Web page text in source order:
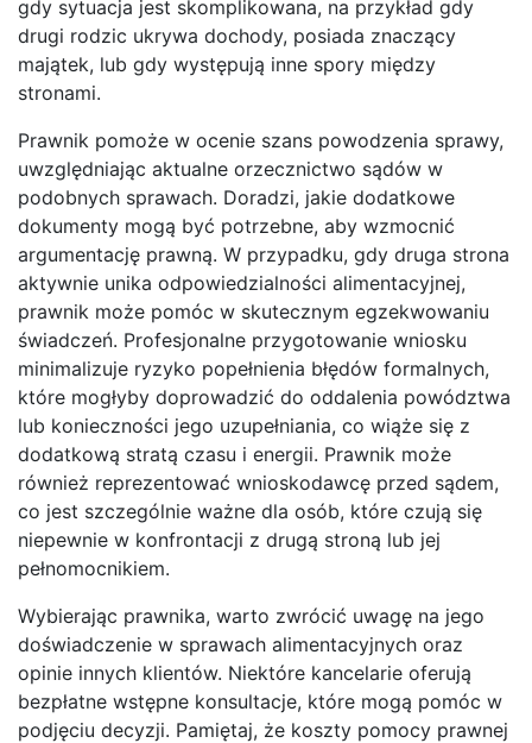
gdy sytuacja jest skomplikowana, na przykład gdy
drugi rodzic ukrywa dochody, posiada znaczący
majątek, lub gdy występują inne spory między
stronami.
Prawnik pomoże w ocenie szans powodzenia sprawy,
uwzględniając aktualne orzecznictwo sądów w
podobnych sprawach. Doradzi, jakie dodatkowe
dokumenty mogą być potrzebne, aby wzmocnić
argumentację prawną. W przypadku, gdy druga strona
aktywnie unika odpowiedzialności alimentacyjnej,
prawnik może pomóc w skutecznym egzekwowaniu
świadczeń. Profesjonalne przygotowanie wniosku
minimalizuje ryzyko popełnienia błędów formalnych,
które mogłyby doprowadzić do oddalenia powództwa
lub konieczności jego uzupełniania, co wiąże się z
dodatkową stratą czasu i energii. Prawnik może
również reprezentować wnioskodawcę przed sądem,
co jest szczególnie ważne dla osób, które czują się
niepewnie w konfrontacji z drugą stroną lub jej
pełnomocnikiem.
Wybierając prawnika, warto zwrócić uwagę na jego
doświadczenie w sprawach alimentacyjnych oraz
opinie innych klientów. Niektóre kancelarie oferują
bezpłatne wstępne konsultacje, które mogą pomóc w
podjęciu decyzji. Pamiętaj, że koszty pomocy prawnej